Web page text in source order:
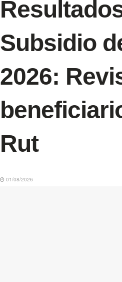
Subsidio
2026:
Rut
01/08/2026